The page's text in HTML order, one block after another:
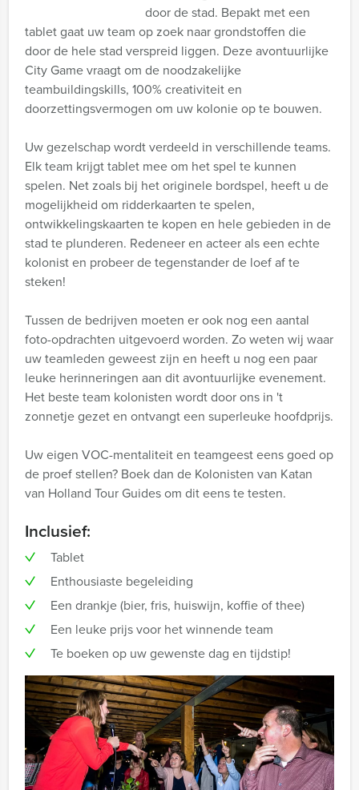
door de stad. Bepakt met een
tablet gaat uw team op zoek naar grondstoffen die
door de hele stad verspreid liggen. Deze avontuurlijke
City Game vraagt om de noodzakelijke
teambuildingskills, 100% creativiteit en
doorzettingsvermogen om uw kolonie op te bouwen.
Uw gezelschap wordt verdeeld in verschillende teams.
Elk team krijgt tablet mee om het spel te kunnen
spelen. Net zoals bij het originele bordspel, heeft u de
mogelijkheid om ridderkaarten te spelen,
ontwikkelingskaarten te kopen en hele gebieden in de
stad te plunderen. Redeneer en acteer als een echte
kolonist en probeer de tegenstander de loef af te
steken!
Tussen de bedrijven moeten er ook nog een aantal
foto-opdrachten uitgevoerd worden. Zo weten wij waar
uw teamleden geweest zijn en heeft u nog een paar
leuke herinneringen aan dit avontuurlijke evenement.
Het beste team kolonisten wordt door ons in 't
zonnetje gezet en ontvangt een superleuke hoofdprijs.
Uw eigen VOC-mentaliteit en teamgeest eens goed op
de proef stellen? Boek dan de Kolonisten van Katan
van Holland Tour Guides om dit eens te testen.
Inclusief:
Tablet
Enthousiaste begeleiding
Een drankje (bier, fris, huiswijn, koffie of thee)
Een leuke prijs voor het winnende team
Te boeken op uw gewenste dag en tijdstip!